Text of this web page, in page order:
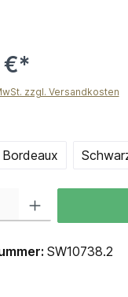
€*
zzgl. Versandkosten
Bordeaux
SW10738.2